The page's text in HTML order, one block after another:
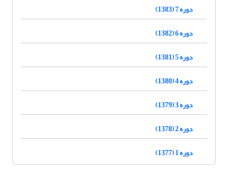
دوره 7 (1383)
دوره 6 (1382)
دوره 5 (1381)
دوره 4 (1380)
دوره 3 (1379)
دوره 2 (1378)
دوره 1 (1377)